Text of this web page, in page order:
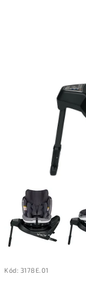
Kód: 3178E.01